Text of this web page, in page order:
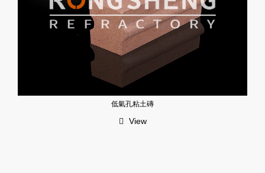
低氣孔粘土磚
View